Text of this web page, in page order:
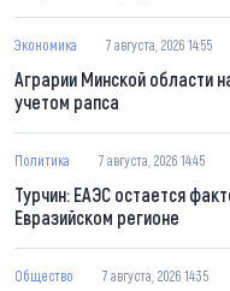
Экономика 7 августа, 2026 14:55
Аграрии Минской области
учетом рапса
Политика 7 августа, 2026 14:45
Турчин: ЕАЭС остается
Евразийском регионе
Общество 7 августа, 2026 14:35